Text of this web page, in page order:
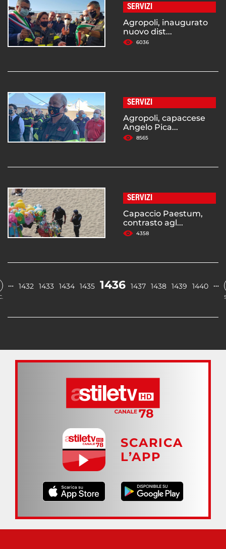
SERVIZI
Agropoli, inaugurato
nuovo dist...
6036
SERVIZI
Agropoli, capaccese
Angelo Pica...
8565
SERVIZI
Capaccio Paestum,
contrasto agl...
4358
… 1432 1433 1434 1435 1436 1437 1438 1439 1440 …
SCARICA
L’APP